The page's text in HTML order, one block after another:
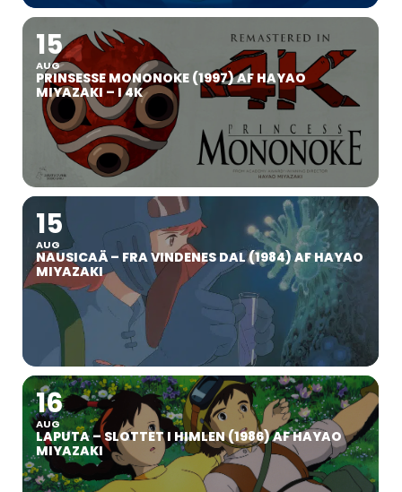
15
AUG
PRINSESSE MONONOKE (1997) AF HAYAO
MIYAZAKI – I 4K
15
AUG
NAUSICAÄ – FRA VINDENES DAL (1984) AF HAYAO
MIYAZAKI
16
AUG
LAPUTA – SLOTTET I HIMLEN (1986) AF HAYAO
MIYAZAKI